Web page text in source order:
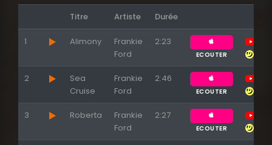
Titre Artiste Durée
1 Alimony
Frankie
Ford
2:23
ECOUTER
2
Sea
Cruise
Frankie
Ford
2:46
ECOUTER
3 Roberta
Frankie
Ford
2:27
ECOUTER